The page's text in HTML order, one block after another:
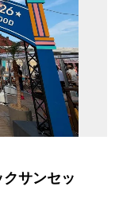
サンセッ